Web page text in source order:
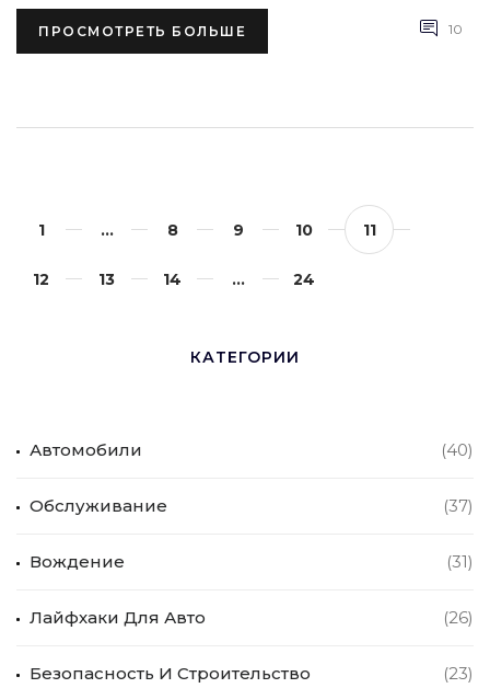
ПРОСМОТРЕТЬ БОЛЬШЕ 10
1 … 8 9 10 11
12 13 14 … 24
КАТЕГОРИИ
Автомобили (40)
Обслуживание (37)
Вождение (31)
Лайфхаки Для Авто (26)
Безопасность И Строительство (23)